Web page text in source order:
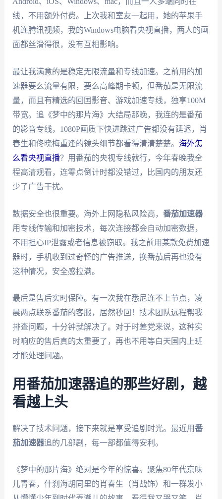
线，不用额外付费。上次我和室友一起用，她的苹果手
机连腾讯视频，我的Windows电脑看央视直播，两人的画
面都丝滑得很，没有互相影响。
最让我满意的是稳定无限流量和专线加速。之前用的加
速器要么流量有限，要么高峰期卡顿，但番茄是无限流
量，而且有精选的回国影音、游戏加速专线，独享100M
带宽。追《梦中的那片海》大结局那晚，我连的是番茄
的影音专线，1080P画质下快进跳过广告都没有延迟，肖
春生和佟晓梅重逢的镜头细节都看得清清楚楚。 海外怎
么看央视直播？用番茄的央视专线就行，今年春晚我全
程高清观看，连零点倒计时都没错过，比国内的朋友还
少了广告干扰。
数据安全也很重要。海外上网隐私风险高， 番茄加速器
用专线传输和加密技术，每次连接都会自动加密数据，
不用担心IP泄露或者信息被窃取。我之前用某款免费加速
器时，手机收到过奇怪的广告推送，换番茄后再也没有
这种情况，安全感拉满。
最后是售后实时保障。有一次我在悉尼连不上节点，凌
晨两点联系番茄的客服，居然秒回！技术团队远程帮我
排查问题，十分钟就解决了。对于时差党来说，这种实
时响应的售后真的太重要了，再也不用等白天国内上班
才能处理问题。
用番茄加速器追的那些好剧，越
看越上头
解决了技术问题，接下来就是享受追剧时光。最近用番
茄加速器追的几部剧，每一部都值得安利。
《梦中的那片海》绝对是今年的惊喜。聚焦80年代京味
儿青春，什刹海胡同里的肖春生（肖战饰）和一群发小